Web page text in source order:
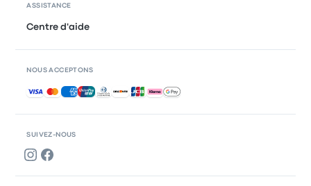
SUIVEZ-NOUS
ASSISTANCE
Centre d'aide
NOUS ACCEPTONS
Paiements acceptés